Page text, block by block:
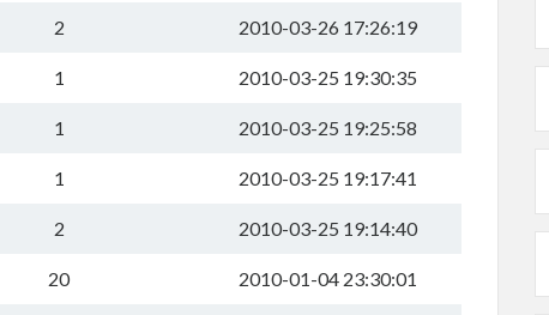
2 2010-03-26 17:26:19
1 2010-03-25 19:30:35
1 2010-03-25 19:25:58
1 2010-03-25 19:17:41
2 2010-03-25 19:14:40
20 2010-01-04 23:30:01